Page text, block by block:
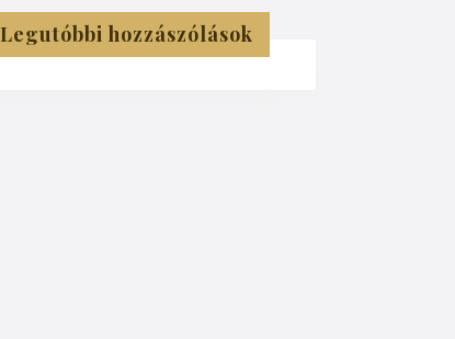
Legutóbbi hozzászólások